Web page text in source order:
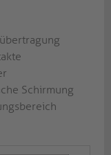
Schirmung